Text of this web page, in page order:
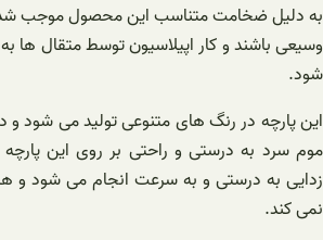
به دلیل ضخامت متناسب این محصول موجب شده
وسیعی باشند و کار اپیلاسیون توسط متقال ها
شود.
این پارچه در رنگ های متنوعی تولید می شود و
موم سرد به درستی و راحتی بر روی این
زدایی به درستی و به سرعت انجام می شود و
نمی کند.